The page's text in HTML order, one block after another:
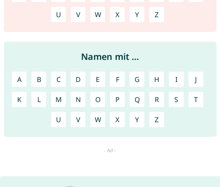
U V W X Y Z
Namen mit ...
A B C D E F G H I J
K L M N O P Q R S T
U V W X Y Z